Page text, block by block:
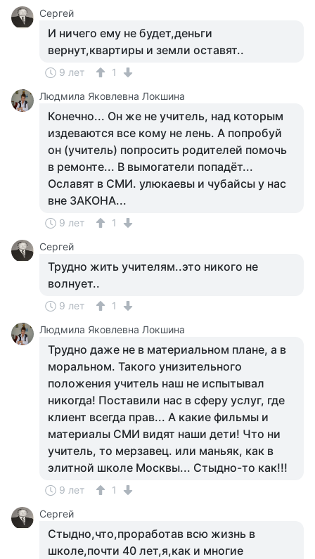
Сергей
И ничего ему не будет,деньги
вернут,квартиры и земли оставят..
9 лет
1
Людмила Яковлевна Локшина
Конечно... Он же не учитель, над которым
издеваются все кому не лень. А попробуй
он (учитель) попросить родителей помочь
в ремонте... В вымогатели попадёт...
Ославят в СМИ. улюкаевы и чубайсы у нас
вне ЗАКОНА...
9 лет
1
Сергей
Трудно жить учителям..это никого не
волнует..
9 лет
1
Людмила Яковлевна Локшина
Трудно даже не в материальном плане, а в
моральном. Такого унизительного
положения учитель наш не испытывал
никогда! Поставили нас в сферу услуг, где
клиент всегда прав... А какие фильмы и
материалы СМИ видят наши дети! Что ни
учитель, то мерзавец. или маньяк, как в
элитной школе Москвы... Стыдно-то как!!!
9 лет
1
Сергей
Стыдно,что,проработав всю жизнь в
школе,почти 40 лет,я,как и многие